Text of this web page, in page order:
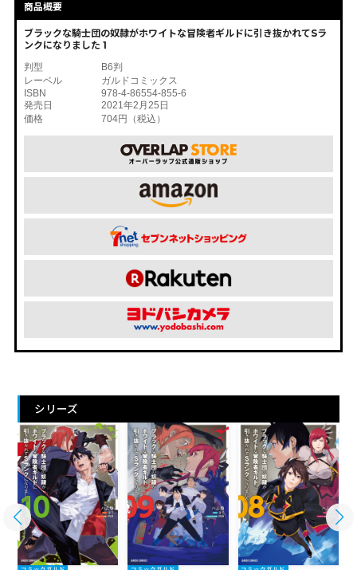
商品概要
ブラックな騎士団の奴隷がホワイトな冒険者ギルドに引き抜かれてSラ
ンクになりました 1
判型
B6判
レーベル
ガルドコミックス
ISBN
978-4-86554-855-6
発売日
2021年2月25日
価格
704円（税込）
シリーズ